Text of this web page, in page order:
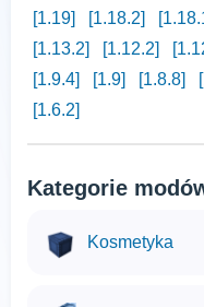
[1.19]
[1.18.2]
[1.13.2]
[1.12.2]
[1.9.4]
[1.9] [1.8.8]
[1.6.2]
Kategorie
Kosmetyka